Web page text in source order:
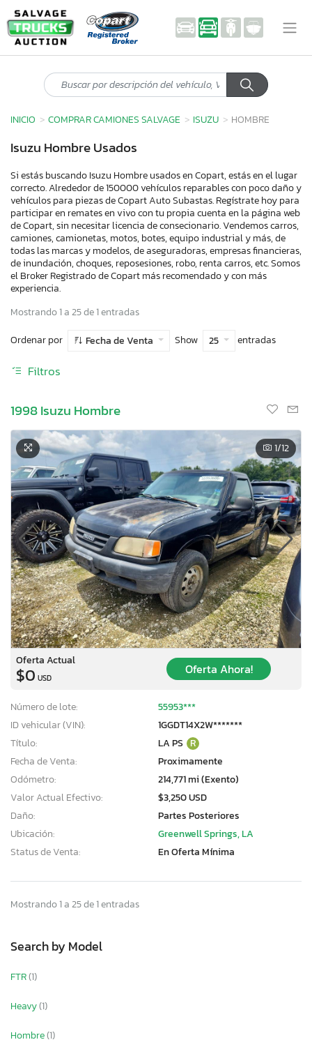
INICIO COMPRAR CAMIONES SALVAGE ISUZU HOMBRE
Isuzu Hombre Usados
Si estás buscando Isuzu Hombre usados en Copart, estás en el lugar
correcto. Alrededor de 150000 vehículos reparables con poco daño y
vehículos para piezas de Copart Auto Subastas. Regístrate hoy para
participar en remates en vivo con tu propia cuenta en la página web
de Copart, sin necesitar licencia de consecionario. Vendemos carros,
camiones, camionetas, motos, botes, equipo industrial y más, de
todas las marcas y modelos, de aseguradoras, empresas financieras,
de inundación, choques, reposesiones, robo, renta carros, etc. Somos
el Broker Registrado de Copart más recomendado y con más
experiencia.
Mostrando 1 a 25 de 1 entradas
Ordenar por
Fecha de Venta Show 25 entradas
Filtros
1998 Isuzu Hombre
1/12
Oferta Actual
$0 USD
Oferta Ahora!
Número de lote:
55953***
ID vehicular (VIN):
1GGDT14X2W*******
Título:
LA PS R
Fecha de Venta:
Proximamente
Odómetro:
214,771 mi (Exento)
Valor Actual Efectivo:
$3,250 USD
Daño:
Partes Posteriores
Ubicación:
Greenwell Springs, LA
Status de Venta:
En Oferta Mínima
Mostrando 1 a 25 de 1 entradas
Search by Model
FTR(1)
Heavy(1)
Hombre(1)